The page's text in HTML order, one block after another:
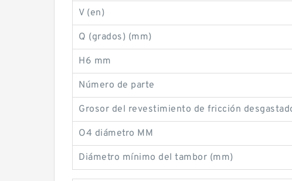
V (en)
Q (grados) (mm)
H6 mm
Número de parte
Grosor del revestimiento de fricción
O4 diámetro MM
Diámetro mínimo del tambor (mm)